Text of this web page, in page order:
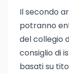
Il secondo
potranno
del collegio
consiglio di
basati su